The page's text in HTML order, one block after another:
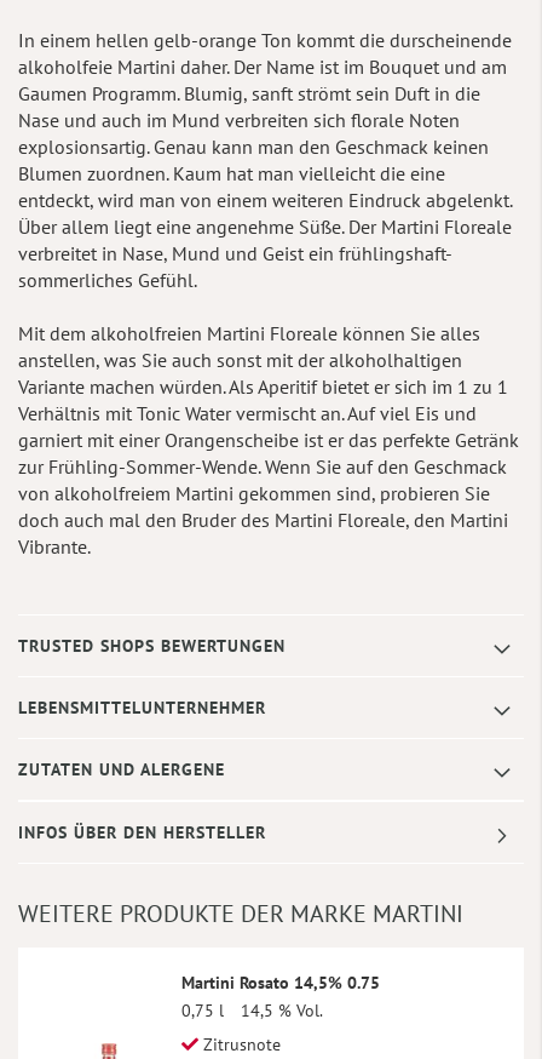
In einem hellen gelb-orange Ton kommt die durscheinende
alkoholfeie Martini daher. Der Name ist im Bouquet und am
Gaumen Programm. Blumig, sanft strömt sein Duft in die
Nase und auch im Mund verbreiten sich florale Noten
explosionsartig. Genau kann man den Geschmack keinen
Blumen zuordnen. Kaum hat man vielleicht die eine
entdeckt, wird man von einem weiteren Eindruck abgelenkt.
Über allem liegt eine angenehme Süße. Der Martini Floreale
verbreitet in Nase, Mund und Geist ein frühlingshaft-
sommerliches Gefühl.
Mit dem alkoholfreien Martini Floreale können Sie alles
anstellen, was Sie auch sonst mit der alkoholhaltigen
Variante machen würden. Als Aperitif bietet er sich im 1 zu 1
Verhältnis mit Tonic Water vermischt an. Auf viel Eis und
garniert mit einer Orangenscheibe ist er das perfekte Getränk
zur Frühling-Sommer-Wende. Wenn Sie auf den Geschmack
von alkoholfreiem Martini gekommen sind, probieren Sie
doch auch mal den Bruder des Martini Floreale, den Martini
Vibrante.
TRUSTED SHOPS BEWERTUNGEN
LEBENSMITTELUNTERNEHMER
ZUTATEN UND ALERGENE
INFOS ÜBER DEN HERSTELLER
WEITERE PRODUKTE DER MARKE MARTINI
Martini Rosato 14,5% 0.75
0,75 l
14,5 % Vol.
Zitrusnote